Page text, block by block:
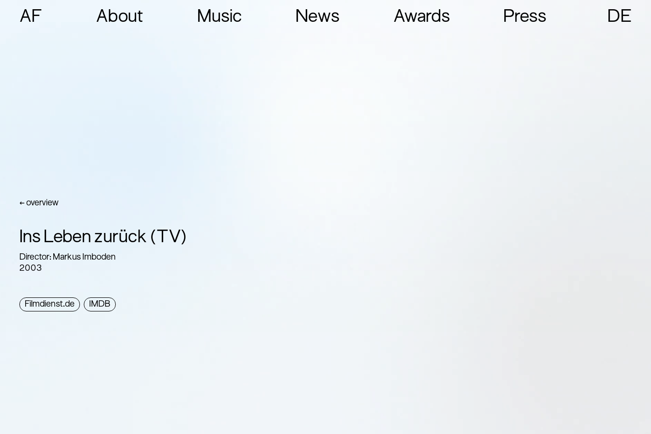
AF About Music News Awards Press DE
← overview
Ins Leben zurück (TV)
Director: Markus Imboden
2003
Filmdienst.de IMDB